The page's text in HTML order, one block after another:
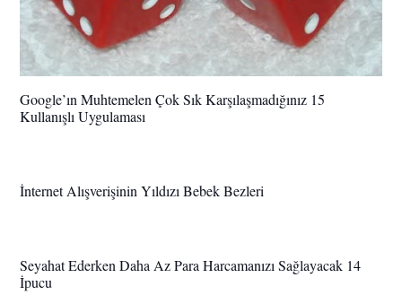
Google’ın Muhtemelen Çok Sık Karşılaşmadığınız 15
Kullanışlı Uygulaması
İnternet Alışverişinin Yıldızı Bebek Bezleri
Seyahat Ederken Daha Az Para Harcamanızı Sağlayacak 14
İpucu